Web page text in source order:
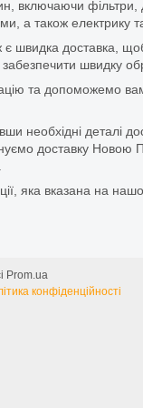
фільтри,
а також електрику
є швидка доставка,
швидку
та допоможемо
необхідні деталі
доставку Новою
яка вказана на
Prom.ua
конфіденційності